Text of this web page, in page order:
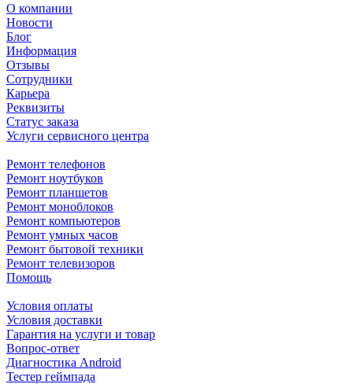
О компании
Новости
Блог
Информация
Отзывы
Сотрудники
Карьера
Реквизиты
Статус заказа
Услуги сервисного центра
Ремонт телефонов
Ремонт ноутбуков
Ремонт планшетов
Ремонт моноблоков
Ремонт компьютеров
Ремонт умных часов
Ремонт бытовой техники
Ремонт телевизоров
Помощь
Условия оплаты
Условия доставки
Гарантия на услуги и товар
Вопрос-ответ
Диагностика Android
Тестер геймпада